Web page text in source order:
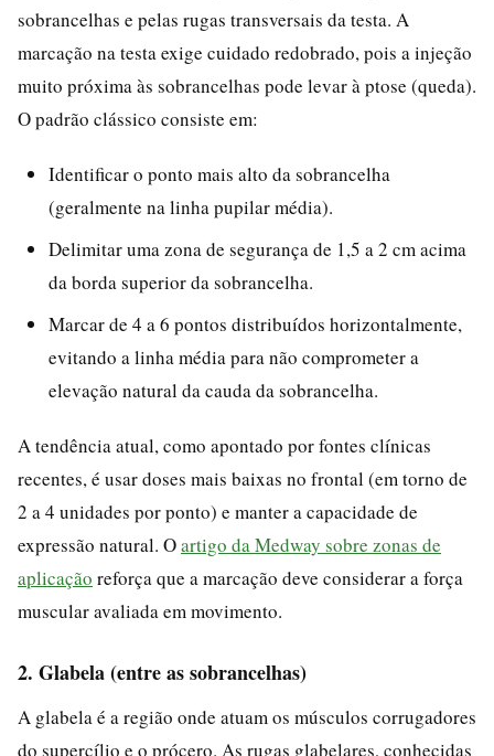
sobrancelhas e pelas rugas transversais da testa. A
marcação na testa exige cuidado redobrado, pois a injeção
muito próxima às sobrancelhas pode levar à ptose (queda).
O padrão clássico consiste em:
Identificar o ponto mais alto da sobrancelha
(geralmente na linha pupilar média).
Delimitar uma zona de segurança de 1,5 a 2 cm acima
da borda superior da sobrancelha.
Marcar de 4 a 6 pontos distribuídos horizontalmente,
evitando a linha média para não comprometer a
elevação natural da cauda da sobrancelha.
A tendência atual, como apontado por fontes clínicas
recentes, é usar doses mais baixas no frontal (em torno de
2 a 4 unidades por ponto) e manter a capacidade de
expressão natural. Oartigo da Medway sobre zonas de
aplicação reforça que a marcação deve considerar a força
muscular avaliada em movimento.
2. Glabela (entre as sobrancelhas)
A glabela é a região onde atuam os músculos corrugadores
do supercílio e o prócero. As rugas glabelares, conhecidas